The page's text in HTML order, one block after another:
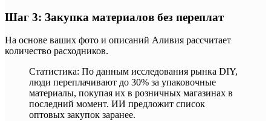
Шаг 3: Закупка материалов без переплат
На основе ваших фото и описаний Аливия рассчитает
количество расходников.
Статистика: По данным исследования рынка DIY,
люди переплачивают до 30% за упаковочные
материалы, покупая их в розничных магазинах в
последний момент. ИИ предложит список
оптовых закупок заранее.